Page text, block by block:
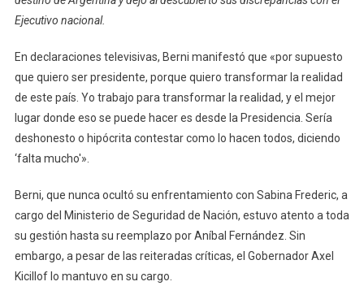
Que
Ejecutivo nacional.
En declaraciones televisivas, Berni manifestó que «por supuesto
que quiero ser presidente, porque quiero transformar la realidad
de este país. Yo trabajo para transformar la realidad, y el mejor
lugar donde eso se puede hacer es desde la Presidencia. Sería
deshonesto o hipócrita contestar como lo hacen todos, diciendo
‘falta mucho'».
Berni, que nunca ocultó su enfrentamiento con Sabina Frederic, a
cargo del Ministerio de Seguridad de Nación, estuvo atento a toda
su gestión hasta su reemplazo por Aníbal Fernández. Sin
embargo, a pesar de las reiteradas críticas, el Gobernador Axel
Kicillof lo mantuvo en su cargo.